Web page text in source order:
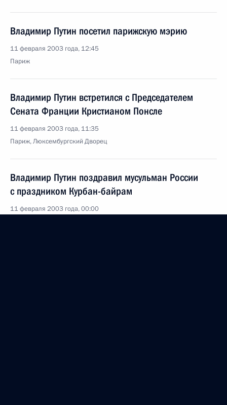
Владимир Путин посетил парижскую мэрию
11 февраля 2003 года, 12:45
Париж
Владимир Путин встретился с Председателем
Сената Франции Кристианом Понсле
11 февраля 2003 года, 11:35
Париж, Люксембургский Дворец
Владимир Путин поздравил мусульман России
с праздником Курбан-байрам
11 февраля 2003 года, 00:00